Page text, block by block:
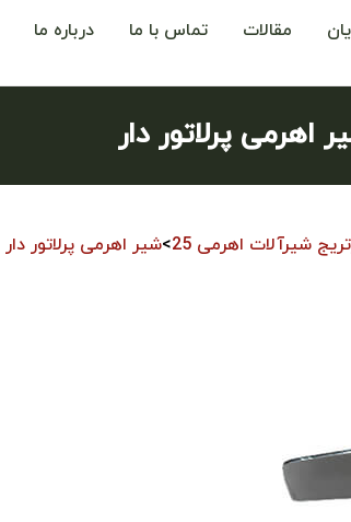
مقالات تماس با ما
درباره ما
اهرمی پرلاتور دار
شیرآلات اهرمی 25 >شیر اهرمی پرلاتور دار